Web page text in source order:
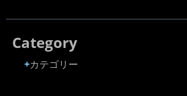
Category
カテゴリー